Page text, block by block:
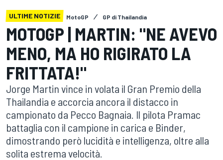
ULTIME NOTIZIE MotoGP GP di Thailandia
MOTOGP | MARTIN: "NE AVEVO
MENO, MA HO RIGIRATO LA
FRITTATA!"
Jorge Martin vince in volata il Gran Premio della
Thailandia e accorcia ancora il distacco in
campionato da Pecco Bagnaia. Il pilota Pramac
battaglia con il campione in carica e Binder,
dimostrando però lucidità e intelligenza, oltre alla
solita estrema velocità.